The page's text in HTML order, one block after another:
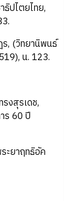
ธิปไตยไทย,
, (วิทยานิพนธ์
น. 123.
งสุรเดช,
ร 60 ปี
ะยาฤทธิอัค